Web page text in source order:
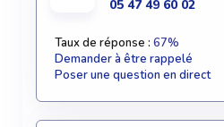
05 47 49 60 02
Taux de réponse : 67%
Demander à être rappelé
Poser une question en direct